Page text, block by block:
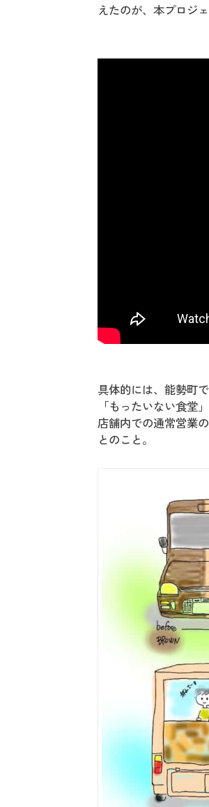
えたのが、本プロジ
具体的には、能勢町
「もったいない食堂
店舗内での通常営業
とのこと。